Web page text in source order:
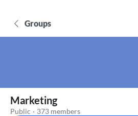
Groups
Marketing
Public · 373 members